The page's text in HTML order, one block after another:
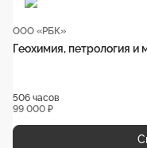
ООО «РБК»
Геохимия, петрология и
506 часов
99 000 ₽